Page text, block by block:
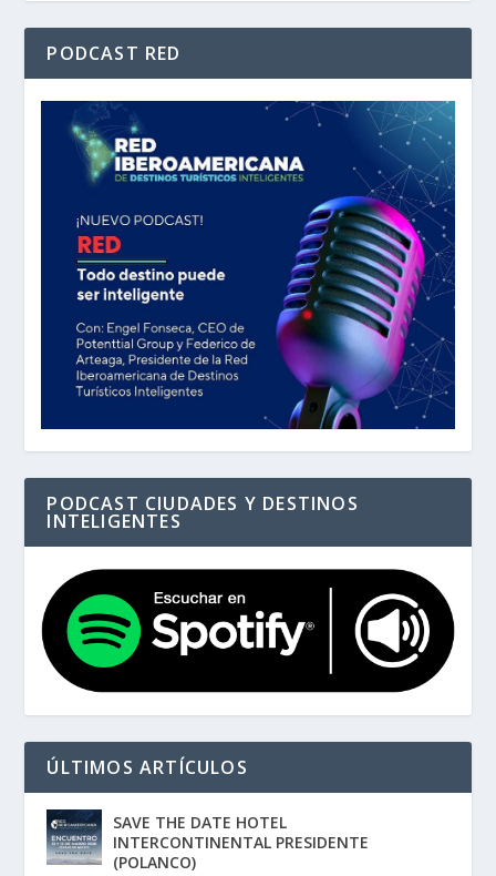
PODCAST RED
PODCAST CIUDADES Y DESTINOS
INTELIGENTES
ÚLTIMOS ARTÍCULOS
SAVE THE DATE HOTEL
INTERCONTINENTAL PRESIDENTE
(POLANCO)